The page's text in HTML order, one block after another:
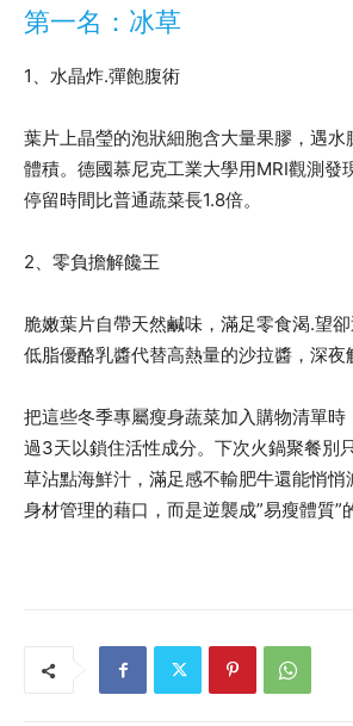
第一名：冰草
1、水晶炸.彈飽腹術
葉片上晶瑩的泡狀細胞含大量果膠，遇
體積。德國慕尼克工業大學用MRI觀測發
停留時間比普通蔬菜長1.8倍。
2、零負擔解饞王
脆嫩葉片自帶天然鹹味，滿足零食渴.望
低脂優酪乳醬代替高熱量的沙拉醬，深夜
把這些冬季專屬瘦身蔬菜加入購物清單時
過3天以鎖住活性成分。下次火鍋聚餐別
草沾點海鮮汁，滿足感不輸肥牛還能悄
身材管理的藉口，而是逆襲成”易瘦體質”